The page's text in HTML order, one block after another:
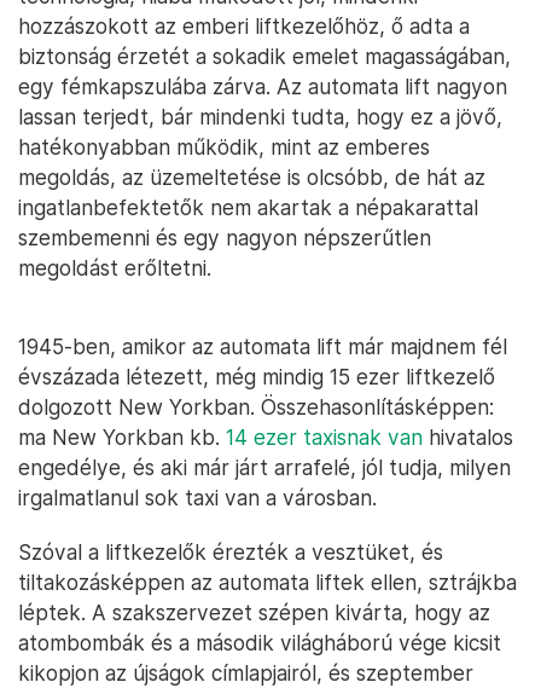
hozzászokott az emberi liftkezelőhöz, ő adta a
biztonság érzetét a sokadik emelet magasságában,
egy fémkapszulába zárva. Az automata lift nagyon
lassan terjedt, bár mindenki tudta, hogy ez a jövő,
hatékonyabban működik, mint az emberes
megoldás, az üzemeltetése is olcsóbb, de hát az
ingatlanbefektetők nem akartak a népakarattal
szembemenni és egy nagyon népszerűtlen
megoldást erőltetni.
1945-ben, amikor az automata lift már majdnem fél
évszázada létezett, még mindig 15 ezer liftkezelő
dolgozott New Yorkban. Összehasonlításképpen:
ma New Yorkban kb. 14 ezer taxisnak van hivatalos
engedélye, és aki már járt arrafelé, jól tudja, milyen
irgalmatlanul sok taxi van a városban.
Szóval a liftkezelők érezték a vesztüket, és
tiltakozásképpen az automata liftek ellen, sztrájkba
léptek. A szakszervezet szépen kivárta, hogy az
atombombák és a második világháború vége kicsit
kikopjon az újságok címlapjairól, és szeptember